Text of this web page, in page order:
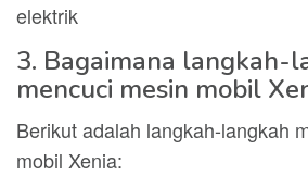
elektrik
3. Bagaimana langkah-
mencuci mesin mobil
Berikut adalah langkah-langkah
mobil Xenia: